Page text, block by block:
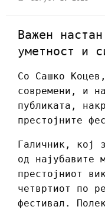
Важен
уметност и
Со Сашко
современи, и
публиката,
престојните
Галичник, кој
од најубавите
престојниот
четвртиот по
фестивал.